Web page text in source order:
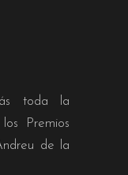
toda la
Premios
de la